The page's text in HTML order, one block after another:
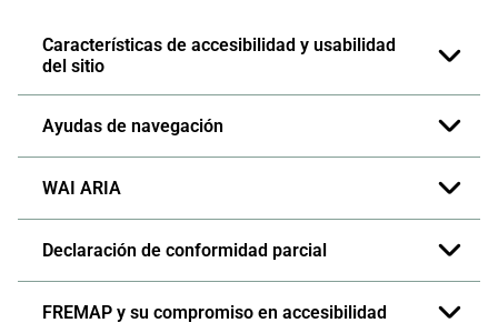
Características de accesibilidad y usabilidad
del sitio
Ayudas de navegación
WAI ARIA
Declaración de conformidad parcial
FREMAP y su compromiso en accesibilidad